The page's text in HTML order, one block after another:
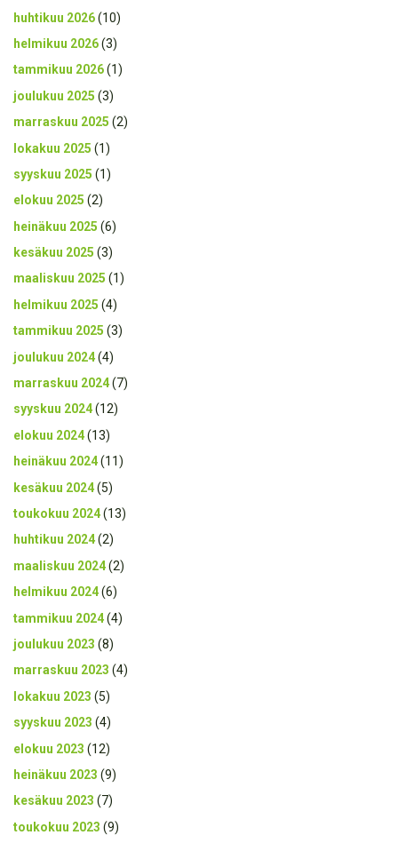
huhtikuu 2026(10)
helmikuu 2026(3)
tammikuu 2026(1)
joulukuu 2025 (3)
marraskuu 2025 (2)
lokakuu 2025 (1)
syyskuu 2025 (1)
elokuu 2025 (2)
heinäkuu 2025 (6)
kesäkuu 2025 (3)
maaliskuu 2025 (1)
helmikuu 2025 (4)
tammikuu 2025 (3)
joulukuu 2024(4)
marraskuu 2024(7)
syyskuu 2024(12)
elokuu 2024(13)
heinäkuu 2024(11)
kesäkuu 2024(5)
toukokuu 2024(13)
huhtikuu 2024(2)
maaliskuu 2024(2)
helmikuu 2024(6)
tammikuu 2024(4)
joulukuu 2023 (8)
marraskuu 2023 (4)
lokakuu 2023 (5)
syyskuu 2023 (4)
elokuu 2023 (12)
heinäkuu 2023 (9)
kesäkuu 2023 (7)
toukokuu 2023 (9)